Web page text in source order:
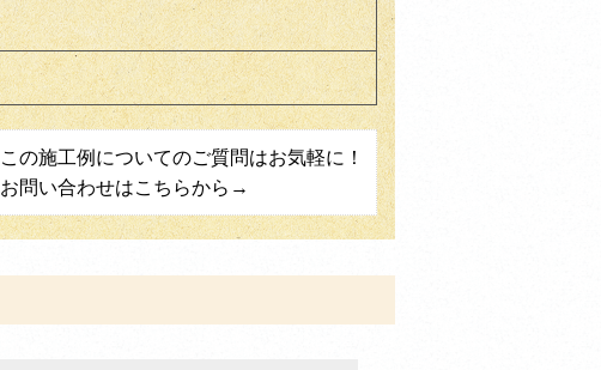
この施工例についてのご質問はお気軽に！
お問い合わせはこちらから→